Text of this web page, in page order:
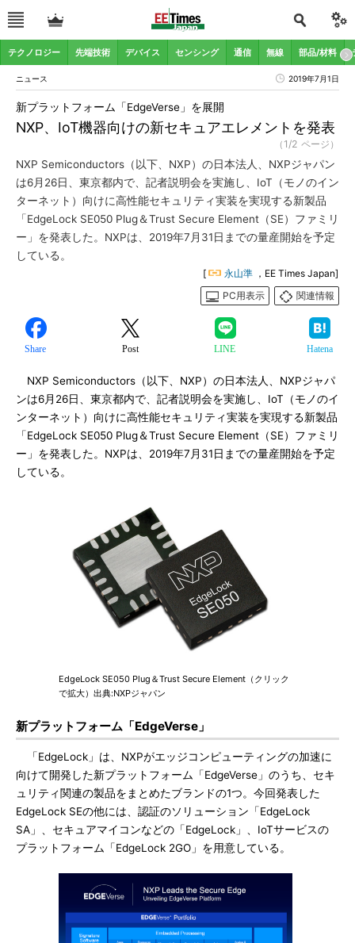
テクノロジー 先端技術 デバイス センシング 通信 無線 部品/材料
ニュース 2019年7月1日
NXP、IoT機器向けの新セキュアエレメントを発表
新プラットフォーム「EdgeVerse」を展開
（1/2 ページ）
NXP Semiconductors（以下、NXP）の日本法人、NXPジャパン
は6月26日、東京都内で、記者説明会を実施し、IoT（モノのイン
ターネット）向けに高性能セキュリティ実装を実現する新製品
「EdgeLock SE050 Plug＆Trust Secure Element（SE）ファミリ
ー」を発表した。NXPは、2019年7月31日までの量産開始を予定
している。
[ 永山準 ，EE Times Japan]
PC用表示
関連情報
Share Post LINE Hatena
NXP Semiconductors（以下、NXP）の日本法人、NXPジャパ
ンは6月26日、東京都内で、記者説明会を実施し、IoT（モノのイ
ンターネット）向けに高性能セキュリティ実装を実現する新製品
「EdgeLock SE050 Plug＆Trust Secure Element（SE）ファミリ
ー」を発表した。NXPは、2019年7月31日までの量産開始を予定
している。
EdgeLock SE050 Plug＆Trust Secure Element（クリック
で拡大）出典:NXPジャパン
新プラットフォーム「EdgeVerse」
「EdgeLock」は、NXPがエッジコンピューティングの加速に
向けて開発した新プラットフォーム「EdgeVerse」のうち、セキ
ュリティ関連の製品をまとめたブランドの1つ。今回発表した
EdgeLock SEの他には、認証のソリューション「EdgeLock
SA」、セキュアマイコンなどの「EdgeLock」、IoTサービスの
プラットフォーム「EdgeLock 2GO」を用意している。